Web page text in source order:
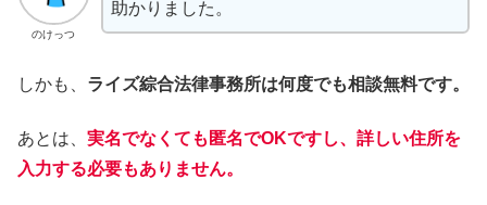
のけっつ
助かりました。
しかも、 ライズ綜合法律事務所は何度でも相談無料です。
あとは、 実名でなくても匿名でOKですし、詳しい住所を
入力する必要もありません。